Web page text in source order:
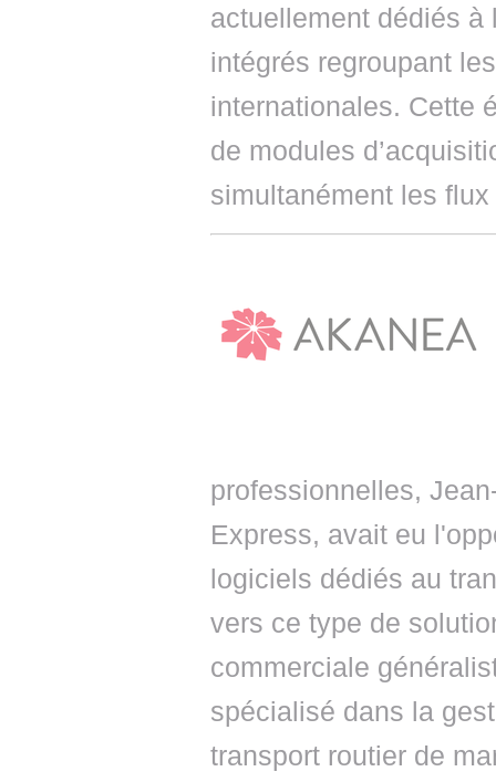
actuellement dédiés à
intégrés regroupant
internationales. Cette
de modules
simultanément les
professionnelles,
Express, avait eu
logiciels dédiés au
vers ce type de
commerciale
spécialisé dans la
transport routier de